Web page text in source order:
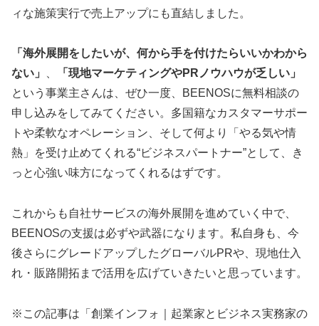
ィな施策実行で売上アップにも直結しました。
「海外展開をしたいが、何から手を付けたらいいかわから
ない」
「現地マーケティングやPRノウハウが乏しい」
という事業主さんは、ぜひ一度、BEENOSに無料相談の
申し込みをしてみてください。多国籍なカスタマーサポー
トや柔軟なオペレーション、そして何より「やる気や情
熱」を受け止めてくれる“ビジネスパートナー”として、き
っと心強い味方になってくれるはずです。
これからも自社サービスの海外展開を進めていく中で、
BEENOSの支援は必ずや武器になります。私自身も、今
後さらにグレードアップしたグローバルPRや、現地仕入
れ・販路開拓まで活用を広げていきたいと思っています。
※この記事は「創業インフォ｜起業家とビジネス実務家の